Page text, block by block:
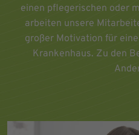
einen pflegerischen oder
arbeiten unsere
großer Motivation für
Krankenhaus. Zu den